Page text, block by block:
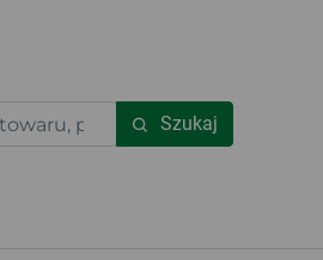
Szukaj